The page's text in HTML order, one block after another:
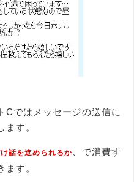
Cではメッセージの送信に
す。
話を進められるか
、で消費す
す。